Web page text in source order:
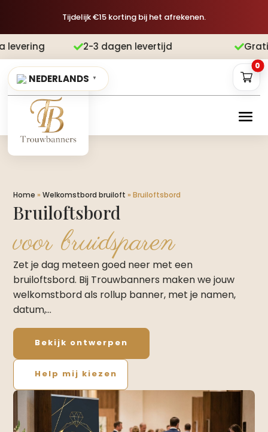
Tijdelijk €15 korting bij het afrekenen.
2-3 dagen levertijd Gratis verzending
NEDERLANDS ▼
0
Home »Welkomstbord bruiloft »Bruiloftsbord
Bruiloftsbord
voor bruidsparen
Zet je dag meteen goed neer met een
bruiloftsbord. Bij Trouwbanners maken we jouw
welkomstbord als rollup banner, met je namen,
datum,…
Bekijk ontwerpen
Help mij kiezen